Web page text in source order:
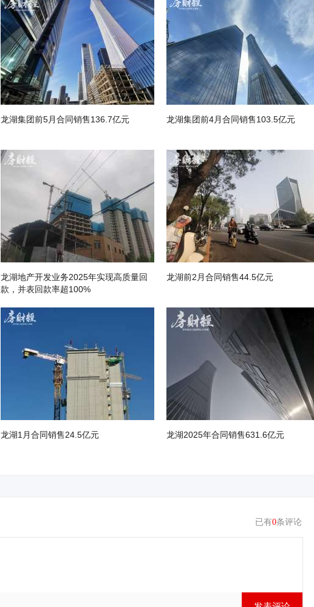
龙湖集团前5月合同销售136.7亿元 龙湖集团前4月合同销售103.5亿元
龙湖地产开发业务2025年实现高质量回
款，并表回款率超100%
龙湖前2月合同销售44.5亿元
龙湖1月合同销售24.5亿元 龙湖2025年合同销售631.6亿元